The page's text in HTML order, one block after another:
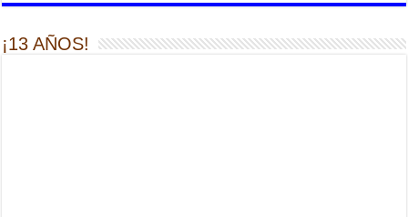
¡13 AÑOS!